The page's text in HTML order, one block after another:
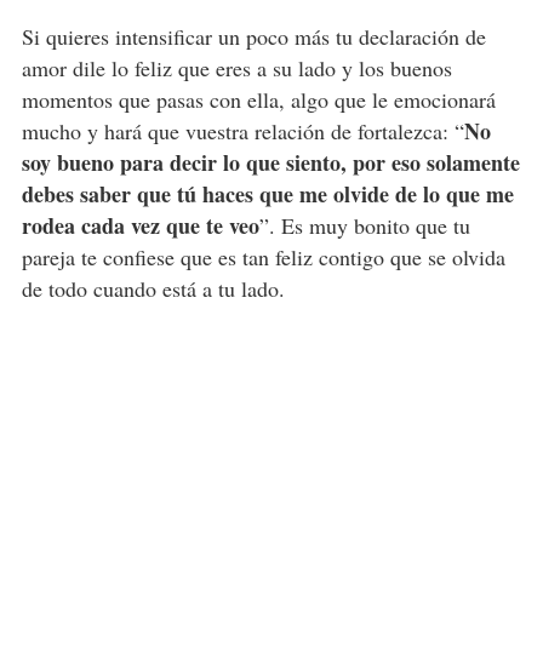
Si quieres intensificar un poco más tu declaración de
amor dile lo feliz que eres a su lado y los buenos
momentos que pasas con ella, algo que le emocionará
mucho y hará que vuestra relación de fortalezca: “No
soy bueno para decir lo que siento, por eso solamente
debes saber que tú haces que me olvide de lo que me
rodea cada vez que te veo”. Es muy bonito que tu
pareja te confiese que es tan feliz contigo que se olvida
de todo cuando está a tu lado.